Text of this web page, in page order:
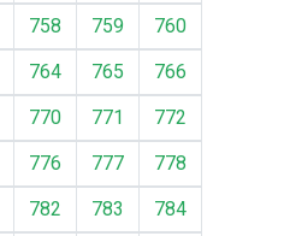
758 759
760
764 765
766
770 771
772
776 777
778
782 783
784